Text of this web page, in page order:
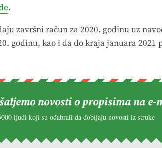
.
završni račun za 2020. godinu uz
godinu, kao i da do kraja januara 2021
novosti o propisima na e-
ljudi koji su odabrali da dobijaju novosti iz struke